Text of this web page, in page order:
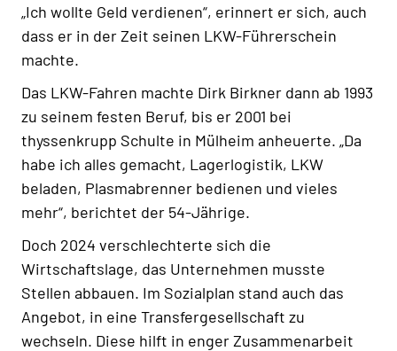
„Ich wollte Geld verdienen“, erinnert er sich, auch
dass er in der Zeit seinen LKW-Führerschein
machte.
Das LKW-Fahren machte Dirk Birkner dann ab 1993
zu seinem festen Beruf, bis er 2001 bei
thyssenkrupp Schulte in Mülheim anheuerte. „Da
habe ich alles gemacht, Lagerlogistik, LKW
beladen, Plasmabrenner bedienen und vieles
mehr“, berichtet der 54-Jährige.
Doch 2024 verschlechterte sich die
Wirtschaftslage, das Unternehmen musste
Stellen abbauen. Im Sozialplan stand auch das
Angebot, in eine Transfergesellschaft zu
wechseln. Diese hilft in enger Zusammenarbeit